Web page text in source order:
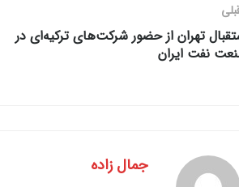
تهران از حضور شرکت‌های ترکیه‌ای در
نفت ایران
جمال زاده